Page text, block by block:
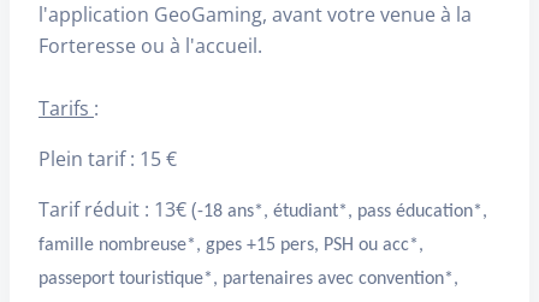
l'application GeoGaming, avant votre venue à la
Forteresse ou à l'accueil.
Tarifs :
Plein tarif : 15 €
Tarif réduit : 13€ (-18 ans*, étudiant*, pass éducation*,
famille nombreuse*, gpes +15 pers, PSH ou acc*,
passeport touristique*, partenaires avec convention*,